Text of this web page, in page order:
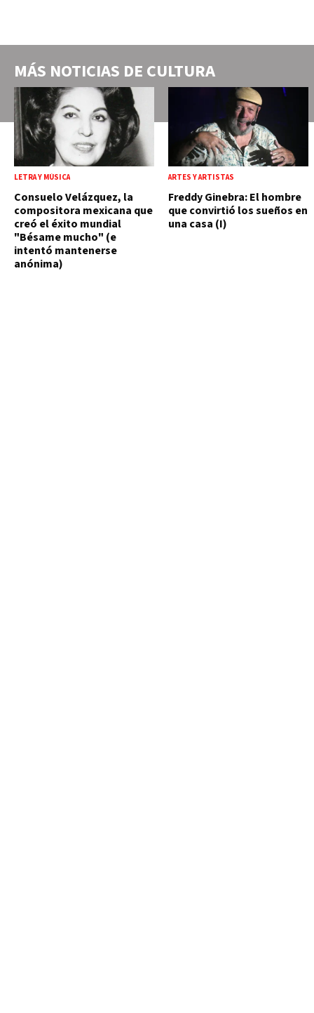
MÁS NOTICIAS DE CULTURA
LETRA Y MÚSICA
Consuelo Velázquez, la
compositora mexicana que
creó el éxito mundial
"Bésame mucho" (e
intentó mantenerse
anónima)
ARTES Y ARTISTAS
Freddy Ginebra: El hombre
que convirtió los sueños en
una casa (I)